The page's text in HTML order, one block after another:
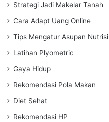
Strategi Jadi Makelar Tanah
Cara Adapt Uang Online
Tips Mengatur Asupan Nutrisi
Latihan Plyometric
Gaya Hidup
Rekomendasi Pola Makan
Diet Sehat
Rekomendasi HP